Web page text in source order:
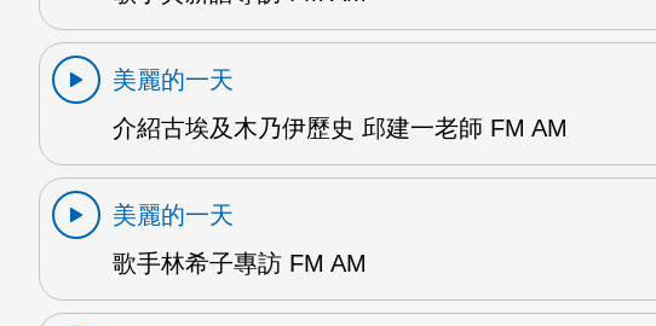
美麗的一天
介紹古埃及木乃伊歷史 邱建一老師 FM AM
美麗的一天
歌手林希子專訪 FM AM